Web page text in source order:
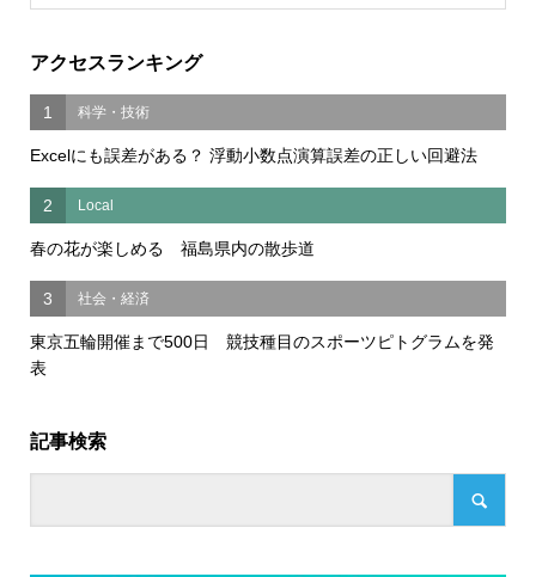
アクセスランキング
1 科学・技術
Excelにも誤差がある？ 浮動小数点演算誤差の正しい回避法
2 Local
春の花が楽しめる 福島県内の散歩道
3 社会・経済
東京五輪開催まで500日 競技種目のスポーツピトグラムを発
表
記事検索